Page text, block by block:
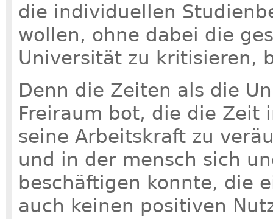
die individuellen
wollen, ohne dabei die
Universität zu kritisieren,
Denn die Zeiten als die
Freiraum bot, die die Zeit
seine Arbeitskraft zu
und in der mensch sich
beschäftigen konnte, die
auch keinen positiven